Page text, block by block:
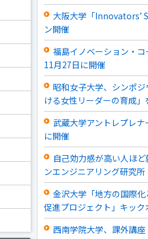
大阪大学「Innovators’
ン開催
福島イノベーション・
11月27日に開催
昭和女子大学、シンポ
ける女性リーダーの育成
武蔵大学アントレプレ
に開催
自己効力感が高い人ほど
ンエンジニアリング研究
金沢大学「地方の国際
促進プロジェクト」キッ
西南学院大学、課外講